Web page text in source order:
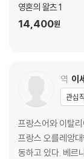
영혼의 왈츠 1
14,400원
역 이
관심
프랑스어와 이탈
프랑스 오를레앙
동하고 있다. 베르